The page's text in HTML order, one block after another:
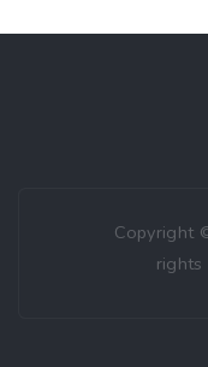
Copyright
rights